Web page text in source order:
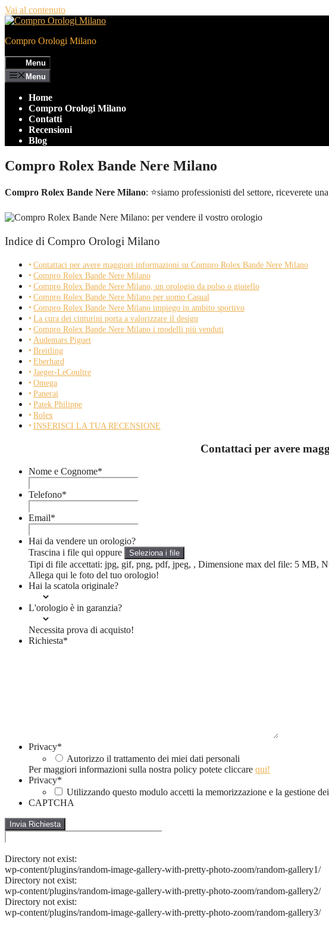
Vai al contenuto
Compro Orologi Milano
Menu
Menu
Home
Compro Orologi Milano
Contatti
Recensioni
Blog
Compro Rolex Bande Nere Milano
Compro Rolex Bande Nere Milano: ⭐siamo professionisti del settore, riceverete
Indice di Compro Orologi Milano
Contattaci per avere maggiori informazioni su Compro Rolex Bande Nere Milano
Compro Rolex Bande Nere Milano
Compro Rolex Bande Nere Milano, un orologio da polso o gioiello
Compro Rolex Bande Nere Milano per uomo Casual
Compro Rolex Bande Nere Milano impiego in ambito sportivo
La cura dei cinturini porta a valorizzare il design
Compro Rolex Bande Nere Milano i modelli più venduti
Audemars Piguet
Breitling
Eberhard
Jaeger-LeCoultre
Omega
Panerai
Patek Philippe
Rolex
INSERISCI LA TUA RECENSIONE
Contattaci per avere
Nome e Cognome*
Telefono*
Email*
Hai da vendere un orologio?
Trascina i file qui oppure
Seleziona i file
Tipi di file accettati: jpg, gif, png, pdf, jpeg, , Dimensione max del file: 5 MB,
Allega qui le foto del tuo orologio!
Hai la scatola originale?
L'orologio è in garanzia?
Necessita prova di acquisto!
Richiesta*
Privacy*
Autorizzo il trattamento dei miei dati personali
Per maggiori informazioni sulla nostra policy potete cliccare qui!
Privacy*
Utilizzando questo modulo accetti la memorizzazione e la gestione
CAPTCHA
Directory not exist:
wp-content/plugins/random-image-gallery-with-pretty-photo-zoom/random-gallery1/
Directory not exist:
wp-content/plugins/random-image-gallery-with-pretty-photo-zoom/random-gallery2/
Directory not exist:
wp-content/plugins/random-image-gallery-with-pretty-photo-zoom/random-gallery3/